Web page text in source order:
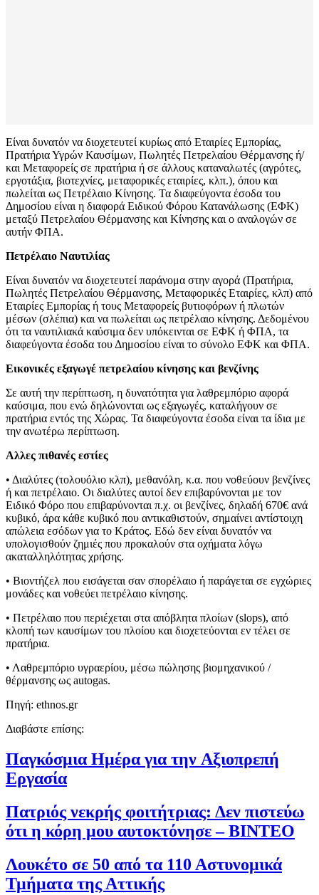
Είναι δυνατόν να διοχετευτεί κυρίως από Εταιρίες Εμπορίας,
Πρατήρια Υγρών Καυσίμων, Πωλητές Πετρελαίου Θέρμανσης ή/
και Μεταφορείς σε πρατήρια ή σε άλλους καταναλωτές (αγρότες,
εργοτάξια, βιοτεχνίες, μεταφορικές εταιρίες, κλπ.), όπου και
πωλείται ως Πετρέλαιο Κίνησης. Τα διαφεύγοντα έσοδα του
Δημοσίου είναι η διαφορά Ειδικού Φόρου Κατανάλωσης (ΕΦΚ)
μεταξύ Πετρελαίου Θέρμανσης και Κίνησης και ο αναλογών σε
αυτήν ΦΠΑ.
Πετρέλαιο Ναυτιλίας
Είναι δυνατόν να διοχετευτεί παράνομα στην αγορά (Πρατήρια,
Πωλητές Πετρελαίου Θέρμανσης, Μεταφορικές Εταιρίες, κλπ) από
Εταιρίες Εμπορίας ή τους Μεταφορείς βυτιοφόρων ή πλωτών
μέσων (σλέπια) και να πωλείται ως πετρέλαιο κίνησης. Δεδομένου
ότι τα ναυτιλιακά καύσιμα δεν υπόκεινται σε ΕΦΚ ή ΦΠΑ, τα
διαφεύγοντα έσοδα του Δημοσίου είναι το σύνολο ΕΦΚ και ΦΠΑ.
Εικονικές εξαγωγέ πετρελαίου κίνησης και βενζίνης
Σε αυτή την περίπτωση, η δυνατότητα για λαθρεμπόριο αφορά
καύσιμα, που ενώ δηλώνονται ως εξαγωγές, καταλήγουν σε
πρατήρια εντός της Χώρας. Τα διαφεύγοντα έσοδα είναι τα ίδια με
την ανωτέρω περίπτωση.
Αλλες πιθανές εστίες
• Διαλύτες (τολουόλιο κλπ), μεθανόλη, κ.α. που νοθεύουν βενζίνες
ή και πετρέλαιο. Οι διαλύτες αυτοί δεν επιβαρύνονται με τον
Ειδικό Φόρο που επιβαρύνονται π.χ. οι βενζίνες, δηλαδή 670€ ανά
κυβικό, άρα κάθε κυβικό που αντικαθιστούν, σημαίνει αντίστοιχη
απώλεια εσόδων για το Κράτος. Εδώ δεν είναι δυνατόν να
υπολογισθούν ζημιές που προκαλούν στα οχήματα λόγω
ακαταλληλότητας χρήσης.
• Βιοντήζελ που εισάγεται σαν σπορέλαιο ή παράγεται σε εγχώριες
μονάδες και νοθεύει πετρέλαιο κίνησης.
• Πετρέλαιο που περιέχεται στα απόβλητα πλοίων (slops), από
κλοπή των καυσίμων του πλοίου και διοχετεύονται εν τέλει σε
πρατήρια.
• Λαθρεμπόριο υγραερίου, μέσω πώλησης βιομηχανικού /
θέρμανσης ως autogas.
Πηγή: ethnos.gr
Διαβάστε επίσης:
Παγκόσμια Ημέρα για την Aξιοπρεπή
Eργασία
Πατριός νεκρής φοιτήτριας: Δεν πιστεύω
ότι η κόρη μου αυτοκτόνησε – ΒΙΝΤΕΟ
Λουκέτο σε 50 από τα 110 Αστυνομικά
Τμήματα της Αττικής